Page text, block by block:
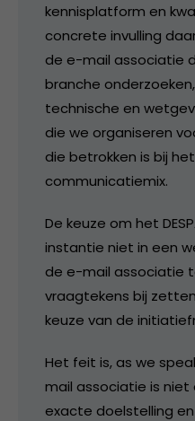
kennisplatform en
concrete invulling
de e-mail associatie
branche
technische en
die we organiseren
die betrokken is bij
communicatiemix.
De keuze om het
instantie niet in een
de e-mail associatie
vraagtekens bij
keuze van de
Het feit is, as we
mail associatie is
exacte doelstelling